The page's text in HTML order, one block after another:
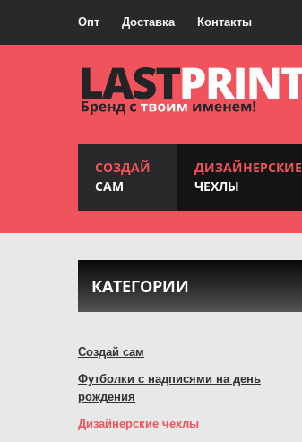
Опт Доставка Контакты
СОЗДАЙ
САМ
ДИЗАЙНЕРСКИЕ
ЧЕХЛЫ
КАТЕГОРИИ
Создай сам
Футболки с надписями на день
рождения
Дизайнерские чехлы